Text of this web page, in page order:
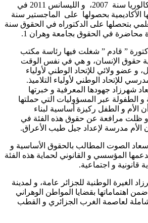
تحصلت على شهادة البكالوريا سنة 2007، و الليسانس 2011 في
الأكاديمية بحصولها على الماجستير سنة
العلمي بتحصلها على الدكتوراه في الحقوق سنة
” قادم ” شغلت فيها رئاسة مكتب
حقوق الإنسان، و هي في نفس الوقت
عضو ولائي للإتحاد الوطني لأولياء
للإتحاد الوطني لأولياء التلاميذ.
شهرزاد جهودها المعرفية و خبرتها
و الطفولة عبر المسؤوليات التي حملتها
أن الأم و الطفل ركيزة أساسية لبناء
و ظلت مرافعة عن حقوق هذه الفئة في
الأم مدرسة لإعداد جيل طيب الأعراق.
الصوت المطالب بالحقوق الأساسية و
بدعمها المؤسسي و القانوني لحماية هذه الفئة
قانونية و اجتماعية.
الغيرة الوطنية للجزائر عامة، و لمدينة
اهتماماتها بقضايا المواطن الوهراني
لعاصمة الغرب الجزائري و القطب